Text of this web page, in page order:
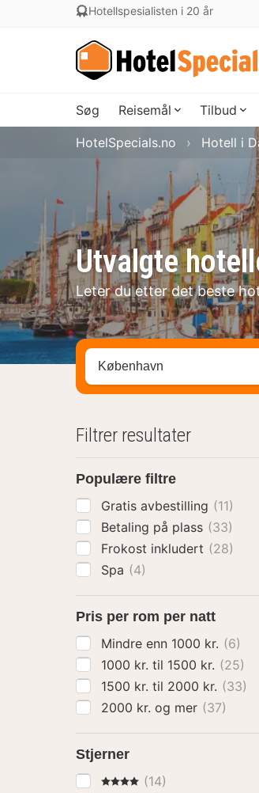
Hotellspesialisten i 20 år
Søg Reisemål Tilbud
Utvalgte
Leter du etter det beste
HotelSpecials.no Hotell i
Søk hotell, region eller by
Filtrer resultater
Populære filtre
Gratis avbestilling (11)
Betaling på plass (33)
Frokost inkludert (28)
Spa (4)
Pris per rom per natt
Mindre enn 1000 kr. (6)
1000 kr. til 1500 kr. (25)
1500 kr. til 2000 kr. (33)
2000 kr. og mer (37)
Stjerner
4 Stjerner
(14)